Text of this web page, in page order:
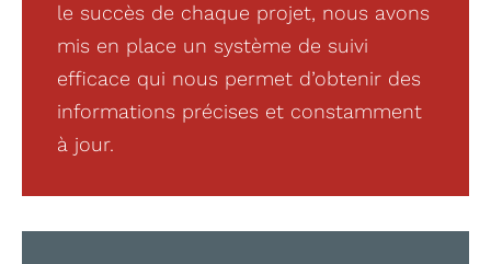
le succès de chaque projet, nous avons
mis en place un système de suivi
efficace qui nous permet d’obtenir des
informations précises et constamment
à jour.